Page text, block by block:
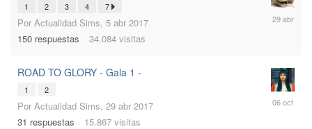
1 2 3 4 7
Por Actualidad Sims, 5 abr 2017
150 respuestas 34.084 visitas
29
abr
ROAD TO GLORY - Gala 1 -
1 2
Por Actualidad Sims, 29 abr 2017
31 respuestas 15.867 visitas
6
oct